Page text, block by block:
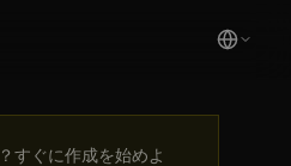
すぐに作成を始めよ